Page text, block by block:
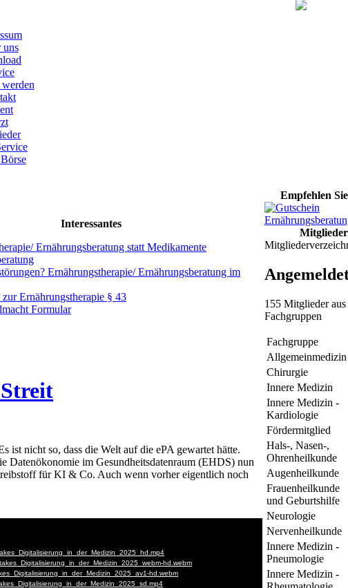
uns
Interessantes
Ernährungsberatung statt Medikamente
Ernährungstherapie/ Ernährungsberatung im
Ernährungstherapie § 43
Formular
ist nicht so, dass die Welt auf die ePA gewartet hätte.
Datenökonomie im Gesundheitsdatenraum (EHDS) nun
für KI & Co. Auch wenn vorher eigentlich noch
Empfehlen
Mitglieder
155 Mitglieder aus
Fachgruppen
Fachgruppe
Allgemeinmedizin
Chirurgie
Innere Medizin
Innere Medizin -
Kardiologie
Fördermitglied
Hals-, Nasen-,
Ohrenheilkunde
Augenheilkunde
Frauenheilkunde
und Geburtshilfe
Neurologie
Nervenheilkunde
Innere Medizin -
Pneumologie
Innere Medizin -